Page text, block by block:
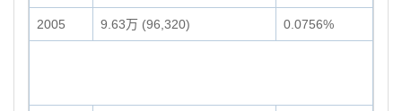
2005 9.63万 (96,320) 0.0756%